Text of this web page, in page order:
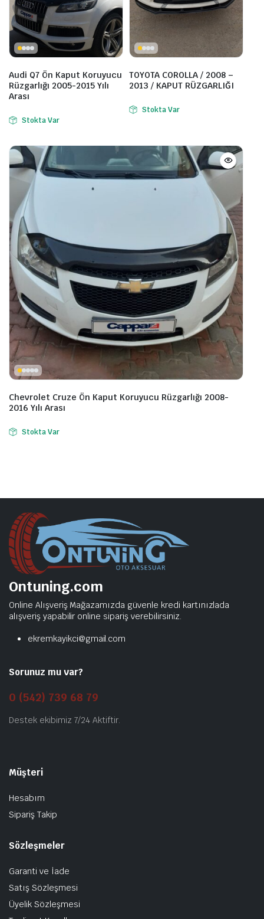
Audi Q7 Ön Kaput Koruyucu
Rüzgarlığı 2005-2015 Yılı
Arası
Stokta Var
TOYOTA COROLLA / 2008 –
2013 / KAPUT RÜZGARLIĞI
Stokta Var
Chevrolet Cruze Ön Kaput Koruyucu Rüzgarlığı 2008-
2016 Yılı Arası
Stokta Var
Ontuning.com
Online Alışveriş Mağazamızda güvenle kredi kartınızlada
alışveriş yapabilir online sipariş verebilirsiniz.
ekremkayikci@gmail.com
Sorunuz mu var?
0 (542) 739 68 79
Destek ekibimiz 7/24 Aktiftir.
Müşteri
Hesabım
Sipariş Takip
Sözleşmeler
Garanti ve İade
Satış Sözleşmesi
Üyelik Sözleşmesi